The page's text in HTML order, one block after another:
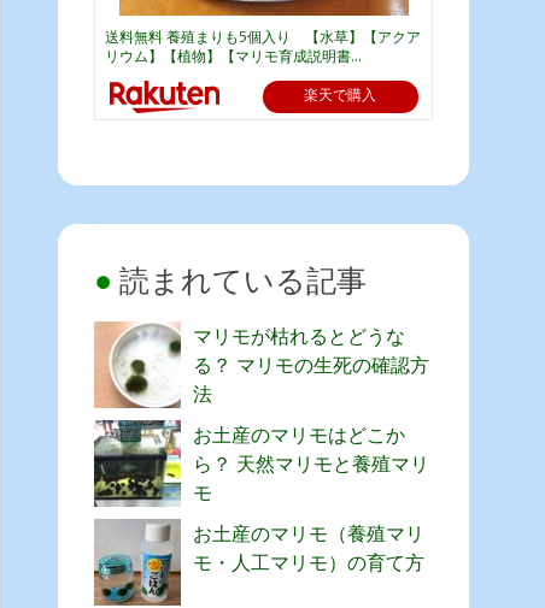
送料無料 養殖まりも5個入り 【水草】【アクア
リウム】【植物】【マリモ育成説明書...
楽天で購入
読まれている記事
マリモが枯れるとどうな
る？ マリモの生死の確認方
法
お土産のマリモはどこか
ら？ 天然マリモと養殖マリ
モ
お土産のマリモ（養殖マリ
モ・人工マリモ）の育て方